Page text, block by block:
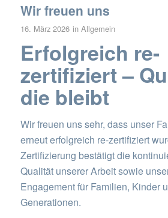
Wir freuen uns
16. März 2026 in Allgemein
Erfolgreich re-
zertifiziert –
die bleibt
Wir freuen uns sehr, dass unser
erneut erfolgreich re-zertifiziert
Zertifizierung bestätigt die
Qualität unserer Arbeit sowie
Engagement für Familien, Kinder
Generationen.